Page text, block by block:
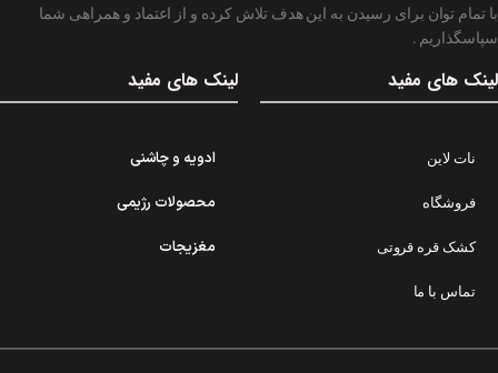
با تمام توان برای رسیدن به این هدف تلاش کرده و از اعتماد و همراهی شما
سپاسگذاریم .
لینک های مفید
نات لاین
فروشگاه
کشک قره قروتی
تماس با ما
لینک های مفید
ادویه و چاشنی
محصولات رژیمی
مغزیجات